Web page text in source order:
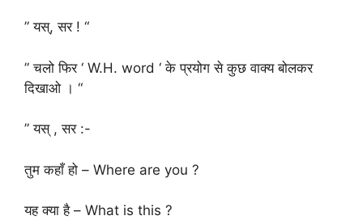
” यस्, सर ! “
” चलो फिर ‘ W.H. word ‘ के प्रयोग से कुछ वाक्य बोलकर
दिखाओ । “
” यस् , सर :-
तुम कहाँ हो – Where are you ?
यह क्या है – What is this ?